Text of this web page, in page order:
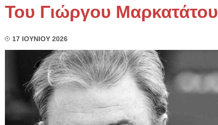
Του Γιώργου Μαρκατάτου
17 ΙΟΥΝΙΟΥ 2026